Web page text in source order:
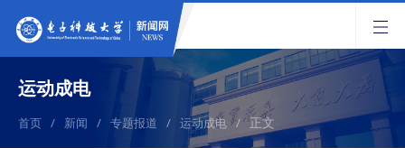
运动成电
首页 / 新闻 / 专题报道 / 运动成电 / 正文